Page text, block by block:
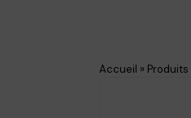
Accueil » Produits